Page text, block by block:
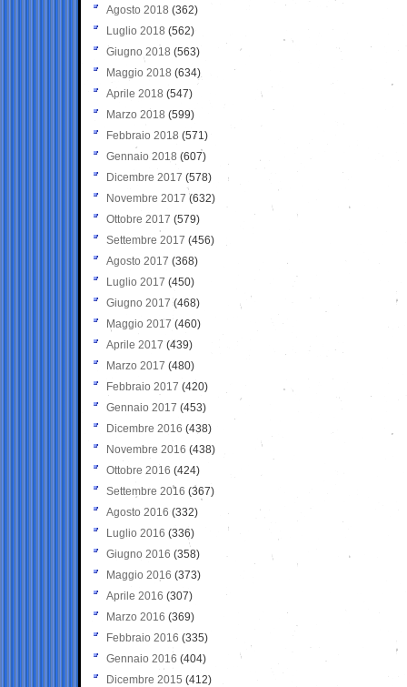
Agosto 2018 (362)
Luglio 2018 (562)
Giugno 2018 (563)
Maggio 2018 (634)
Aprile 2018 (547)
Marzo 2018 (599)
Febbraio 2018 (571)
Gennaio 2018 (607)
Dicembre 2017 (578)
Novembre 2017 (632)
Ottobre 2017 (579)
Settembre 2017 (456)
Agosto 2017 (368)
Luglio 2017 (450)
Giugno 2017 (468)
Maggio 2017 (460)
Aprile 2017 (439)
Marzo 2017 (480)
Febbraio 2017 (420)
Gennaio 2017 (453)
Dicembre 2016 (438)
Novembre 2016 (438)
Ottobre 2016 (424)
Settembre 2016 (367)
Agosto 2016 (332)
Luglio 2016 (336)
Giugno 2016 (358)
Maggio 2016 (373)
Aprile 2016 (307)
Marzo 2016 (369)
Febbraio 2016 (335)
Gennaio 2016 (404)
Dicembre 2015 (412)